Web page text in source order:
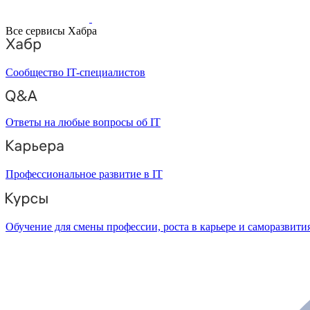
Все сервисы Хабра
Сообщество IT-специалистов
Ответы на любые вопросы об IT
Профессиональное развитие в IT
Обучение для смены профессии, роста в карьере и